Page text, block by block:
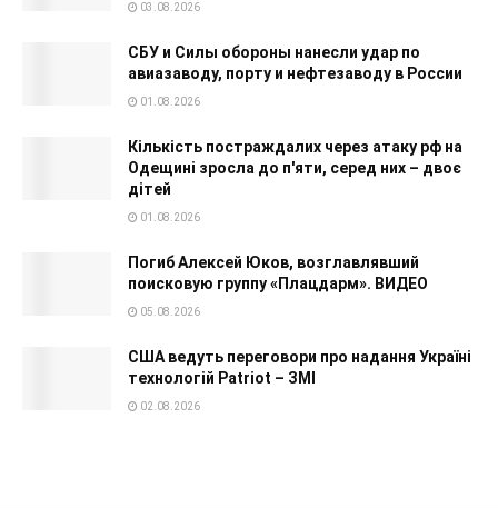
03.08.2026
СБУ и Силы обороны нанесли удар по
авиазаводу, порту и нефтезаводу в России
01.08.2026
Кількість постраждалих через атаку рф на
Одещині зросла до п'яти, серед них – двоє
дітей
01.08.2026
Погиб Алексей Юков, возглавлявший
поисковую группу «Плацдарм». ВИДЕО
05.08.2026
США ведуть переговори про надання Україні
технологій Patriot – ЗМІ
02.08.2026